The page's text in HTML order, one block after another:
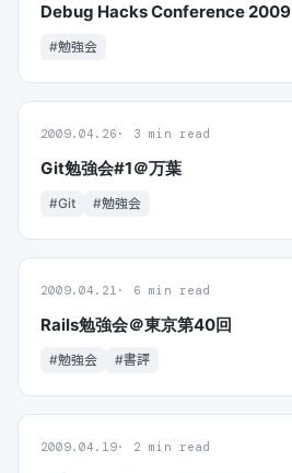
Debug Hacks Conference 2009
#勉強会
2009.04.26 3 min read
Git勉強会#1＠万葉
#Git #勉強会
2009.04.21 6 min read
Rails勉強会＠東京第40回
#勉強会 #書評
2009.04.19 2 min read